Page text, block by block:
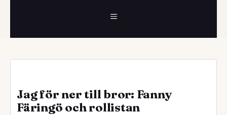
MENY
Jag för ner till bror: Fanny
Färingö och rollistan